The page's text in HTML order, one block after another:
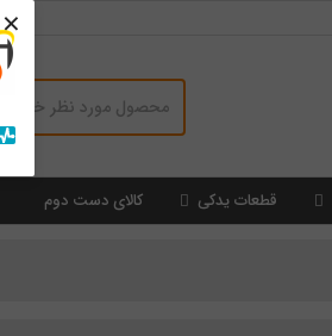
×
قطعات یدکی کالای دست دوم